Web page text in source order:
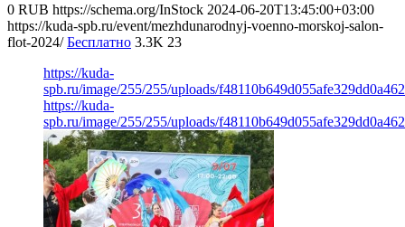
0 RUB https://schema.org/InStock 2024-06-20T13:45:00+03:00
https://kuda-spb.ru/event/mezhdunarodnyj-voenno-morskoj-salon-
flot-2024/ Бесплатно 3.3K 23
https://kuda-
spb.ru/image/255/255/uploads/
https://kuda-
spb.ru/image/255/255/uploads/